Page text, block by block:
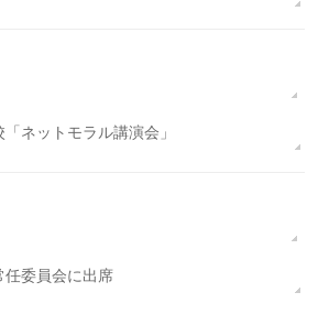
ネットモラル講演会」
任委員会に出席